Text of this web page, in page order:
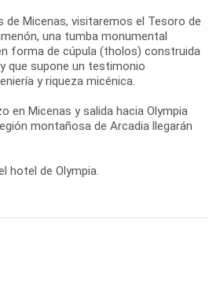
de Micenas, visitaremos el Tesoro de
una tumba monumental
forma de cúpula (tholos) construida
que supone un testimonio
y riqueza micénica.
en Micenas y salida hacia Olympia
montañosa de Arcadia llegarán
hotel de Olympia.